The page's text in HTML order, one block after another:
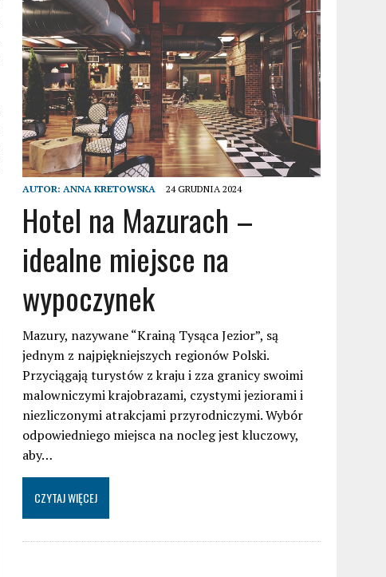
AUTOR: ANNA KRETOWSKA 24 GRUDNIA 2024
Hotel na Mazurach –
idealne miejsce na
wypoczynek
Mazury, nazywane “Krainą Tysąca Jezior”, są
jednym z najpiękniejszych regionów Polski.
Przyciągają turystów z kraju i zza granicy swoimi
malowniczymi krajobrazami, czystymi jeziorami i
niezliczonymi atrakcjami przyrodniczymi. Wybór
odpowiedniego miejsca na nocleg jest kluczowy,
aby…
CZYTAJ WIĘCEJ